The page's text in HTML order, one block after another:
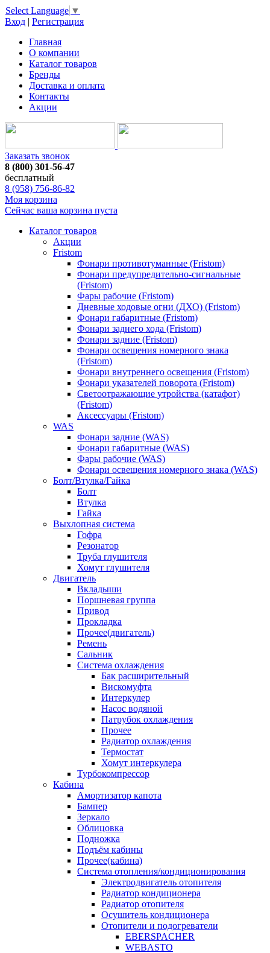
Select Language ▼
Вход | Регистрация
Главная
О компании
Каталог товаров
Бренды
Доставка и оплата
Контакты
Акции
Заказать звонок
8 (800) 301-56-47
бесплатный
8 (958) 756-86-82
Моя корзина
Сейчас ваша корзина пуста
Каталог товаров
Акции
Fristom
Фонари противотуманные (Fristom)
Фонари предупредительно-сигнальные
(Fristom)
Фары рабочие (Fristom)
Дневные ходовые огни (ДХО) (Fristom)
Фонари габаритные (Fristom)
Фонари заднего хода (Fristom)
Фонари задние (Fristom)
Фонари освещения номерного знака
(Fristom)
Фонари внутреннего освещения (Fristom)
Фонари указателей поворота (Fristom)
Светоотражающие утройства (катафот)
(Fristom)
Аксессуары (Fristom)
WAS
Фонари задние (WAS)
Фонари габаритные (WAS)
Фары рабочие (WAS)
Фонари освещения номерного знака (WAS)
Болт/Втулка/Гайка
Болт
Втулка
Гайка
Выхлопная система
Гофра
Резонатор
Труба глушителя
Хомут глушителя
Двигатель
Вкладыши
Поршневая группа
Привод
Прокладка
Прочее(двигатель)
Ремень
Сальник
Система охлаждения
Бак расширительный
Вискомуфта
Интеркулер
Насос водяной
Патрубок охлаждения
Прочее
Радиатор охлаждения
Термостат
Хомут интеркулера
Турбокомпрессор
Кабина
Амортизатор капота
Бампер
Зеркало
Облицовка
Подножка
Подъём кабины
Прочее(кабина)
Система отопления/кондиционирования
Электродвигатель отопителя
Радиатор кондиционера
Радиатор отопителя
Осушитель кондиционера
Отопители и подогреватели
EBERSPACHER
WEBASTO